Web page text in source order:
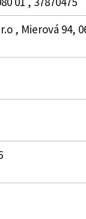
, Mierová 94,